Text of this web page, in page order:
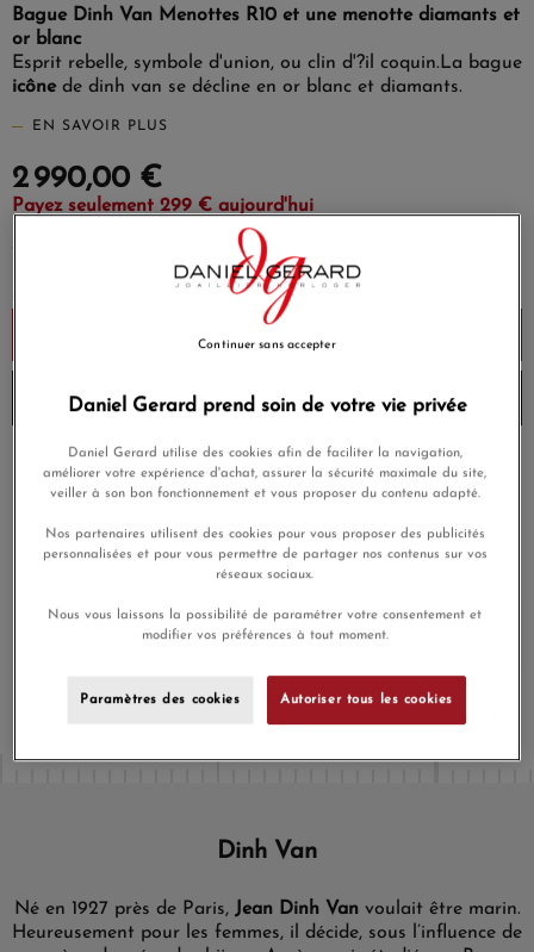
Bague Dinh Van Menottes R10 et une menotte diamants et
or blanc
Esprit rebelle, symbole d'union, ou clin d'?il coquin. La bague
icônede dinh van se décline en or blanc et diamants.
EN SAVOIR PLUS
2 990,00 €
Payez seulement 299 € aujourd'hui
Ajouter au panier
Livré chez vous la semaine prochaine
Livraison gratuite
Payez en 4x ou 10x
sans frais
Paiement sécurisé
Satisfait ou
remboursé
En achetant ce produit vous gagnerez 89,70 € grâce à notre
Dinh Van
Né en 1927 près de Paris, Jean Dinh Vanvoulait être marin.
Heureusement pour les femmes, il décide, sous l’influence de
Daniel Gerard prend soin de votre vie privée
Daniel Gerard utilise des cookies afin de faciliter la navigation,
améliorer votre expérience d'achat, assurer la sécurité maximale du site,
veiller à son bon fonctionnement et vous proposer du contenu adapté.
Nos partenaires utilisent des cookies pour vous proposer des publicités
personnalisées et pour vous permettre de partager nos contenus sur vos
réseaux sociaux.
Nous vous laissons la possibilité de paramétrer votre consentement et
modifier vos préférences à tout moment.
Paramètres des cookies Autoriser tous les cookies
Continuer sans accepter